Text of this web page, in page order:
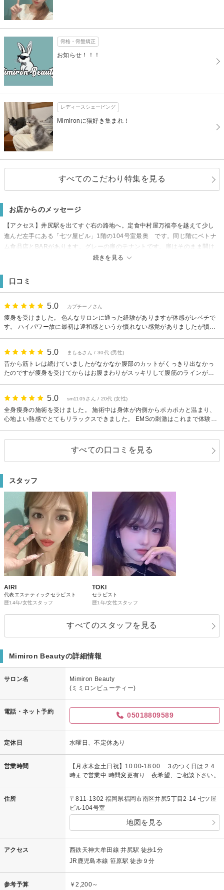
骨格・骨盤矯正
お知らせ！！！
レディースシェービング
Mimironに猫好き集まれ！
すべてのこだわり特集を見る
お店からのメッセージ
続きを見る
【アクセス】井尻駅を出てすぐ右の路地へ。定食中村屋万福亭を越えて少し
進んだ左手にある「七ツ屋ビル」1階の104号室最奥 です。同じ階にベトナ
ム食品店とBARがあります。グレーの扉のテナントです。扉はそのまま開け
口コミ
5.0 カプチーノさん
痩身を受けました。 色んなサロンに通った経験がありますが体感がレベチで
す。 ハイパワー故に最初は違和感というか慣れない感覚がありましたが慣れ
き、効果もばっちりです。 担当の方は気さくで喋りやすく初対面なのにとて
も楽しい時間でした。 店内も綺麗で清潔感があり気遣いもしてくださり嬉し
かったです。 また次回もお願いいたします^^
5.0 まもるさん / 30代 (男性)
昔から筋トレは続けていましたがなかなか腹部のカットがくっきり出なかっ
たのですが痩身を受けてからはお腹まわりがスッキリして腹筋のラインがハ
心配していましたが、別サイトの口コミやインスタを拝見して良さそうだっ
たので来店しました。 実際に行ってみると店内もとても清潔感があり、ペッ
トボトルのお水のサービスなど細かな気配りを感じました。 これからは定期
5.0 sm1105さん / 20代 (女性)
全身痩身の施術を受けました。 施術中は身体が内側からポカポカと温まり、
心地よい熱感でとてもリラックスできました。 EMSの刺激はこれまで体験し
ほど驚きましたが終わった後は身体がすっきり軽く感じられ、特にお腹まわ
りのサイズダウンと脚の引き締まりを実感しました！ 一度の施術でここまで
効果を感じられるのは初めてで、とても満足しています。
すべての口コミを見る
スタッフ
AIRI
代表エステティックセラピスト
歴14年/女性スタッフ
TOKI
セラピスト
歴1年/女性スタッフ
すべてのスタッフを見る
Mimiron Beautyの詳細情報
サロン名
Mimiron Beauty
(ミミロンビューティー)
電話・ネット予約 05018809589
定休日 水曜日、不定休あり
営業時間
【月水木金土日祝】10:00-18:00 ３のつく日は２４
時まで営業中 時間変更有り 夜希望、ご相談下さい。
住所
〒811-1302 福岡県福岡市南区井尻5丁目2-14 七ツ屋
ビル104号室
地図を見る
アクセス
西鉄天神大牟田線 井尻駅 徒歩1分
JR鹿児島本線 笹原駅 徒歩９分
参考予算 ￥2,200～